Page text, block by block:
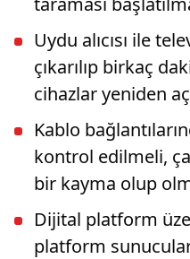
Uydu alıcısı ile
çıkarılıp birkaç
cihazlar yeniden
Kablo
kontrol edilmeli,
bir kayma olup
Dijital platform
platform